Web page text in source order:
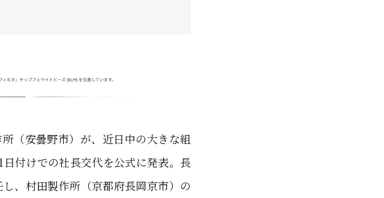
（安曇野市）が、近日中の大きな組
付けでの社長交代を公式に発表。長
、村田製作所（京都府長岡京市）の